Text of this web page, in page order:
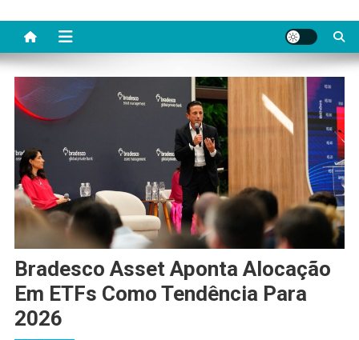
Bradesco Asset Aponta Alocação
Em ETFs Como Tendência Para
2026